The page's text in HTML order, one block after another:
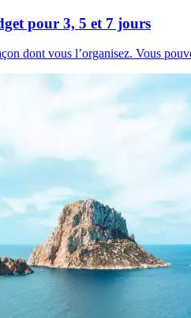
pour 3, 5 et 7 jours
dont vous l’organisez. Vous